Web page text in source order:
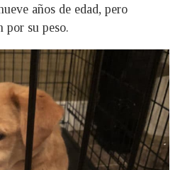
años de edad, pero
por su peso.